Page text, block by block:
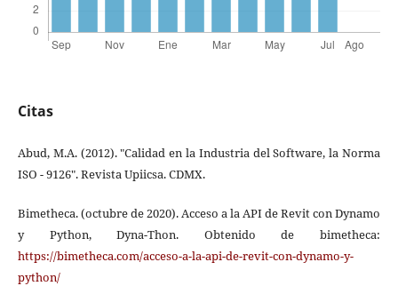
Citas
Abud, M.A. (2012). "Calidad en la Industria del Software, la Norma
ISO - 9126". Revista Upiicsa. CDMX.
Bimetheca. (octubre de 2020). Acceso a la API de Revit con Dynamo
y Python, Dyna-Thon. Obtenido de bimetheca:
https://bimetheca.com/acceso-a-la-api-de-revit-con-dynamo-y-
python/